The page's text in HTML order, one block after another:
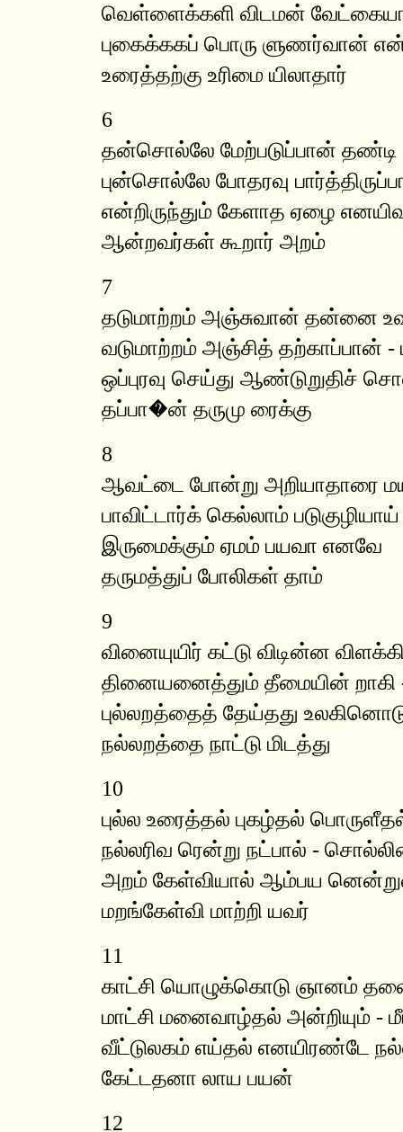
வெள்ளைக்களி விடமன்
புகைக்ககப் பொரு ளுணர்வான்
உரைத்தற்கு உரிமை யிலாதார்
6
தன்சொல்லே மேற்படுப்பான் தண்டி
புன்சொல்லே போதரவு
என்றிருந்தும் கேளாத ஏழை
ஆன்றவர்கள் கூறார் அறம்
7
தடுமாற்றம் அஞ்சுவான் தன்னை
வடுமாற்றம் அஞ்சித் தற்காப்பான் -
ஒப்புரவு செய்து ஆண்டுறுதிச்
தப்பா�ன் தருமு ரைக்கு
8
ஆவட்டை போன்று அறியாதாரை
பாவிட்டார்க் கெல்லாம் படுகுழியாய்
இருமைக்கும் ஏமம் பயவா எனவே
தருமத்துப் போலிகள் தாம்
9
வினையுயிர் கட்டு விடின்ன
தினையனைத்தும் தீமையின் றாகி
புல்லறத்தைத் தேய்தது
நல்லறத்தை நாட்டு மிடத்து
10
புல்ல உரைத்தல் புகழ்தல்
நல்லரிவ ரென்று நட்பால் -
அறம் கேள்வியால் ஆம்பய
மறங்கேள்வி மாற்றி யவர்
11
காட்சி யொழுக்கொடு ஞானம்
மாட்சி மனைவாழ்தல் அன்றியும் -
வீட்டுலகம் எய்தல் எனயிரண்டே
கேட்டதனா லாய பயன்
12